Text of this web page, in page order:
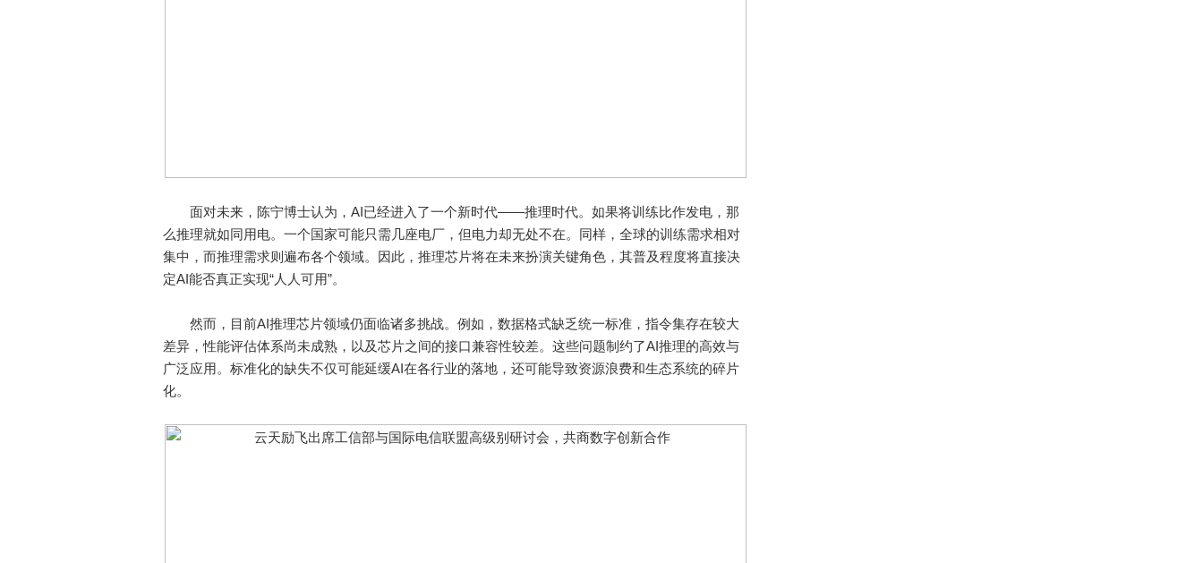
面对未来，陈宁博士认为，AI已经进入了一个新时代——推理时代。如果将训练比作发电，那
么推理就如同用电。一个国家可能只需几座电厂，但电力却无处不在。同样，全球的训练需求相对
集中，而推理需求则遍布各个领域。因此，推理芯片将在未来扮演关键角色，其普及程度将直接决
定AI能否真正实现“人人可用”。
然而，目前AI推理芯片领域仍面临诸多挑战。例如，数据格式缺乏统一标准，指令集存在较大
差异，性能评估体系尚未成熟，以及芯片之间的接口兼容性较差。这些问题制约了AI推理的高效与
广泛应用。标准化的缺失不仅可能延缓AI在各行业的落地，还可能导致资源浪费和生态系统的碎片
化。